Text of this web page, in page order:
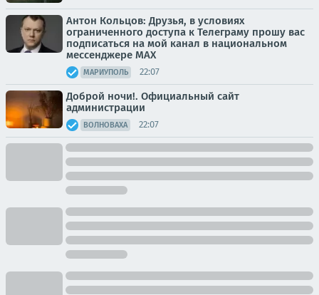
Антон Кольцов: Друзья, в условиях
ограниченного доступа к Телеграму прошу вас
подписаться на мой канал в национальном
мессенджере МАХ
МАРИУПОЛЬ 22:07
Доброй ночи!. Официальный сайт
администрации
ВОЛНОВАХА 22:07